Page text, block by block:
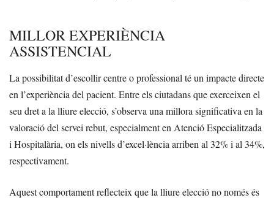
MILLOR EXPERIÈNCIA
ASSISTENCIAL
La possibilitat d’escollir centre o professional té un impacte directe
en l’experiència del pacient. Entre els ciutadans que exerceixen el
seu dret a la lliure elecció, s’observa una millora significativa en la
valoració del servei rebut, especialment en Atenció Especialitzada
i Hospitalària, on els nivells d’excel·lència arriben al 32% i al 34%,
respectivament.
Aquest comportament reflecteix que la lliure elecció no només és